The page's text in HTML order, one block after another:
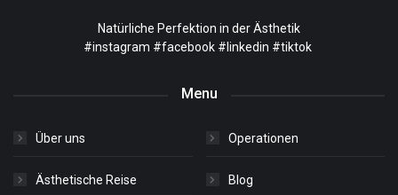
Natürliche Perfektion in der Ästhetik
#instagram #facebook #linkedin #tiktok
Menu
Über uns Operationen
Ästhetische Reise Blog